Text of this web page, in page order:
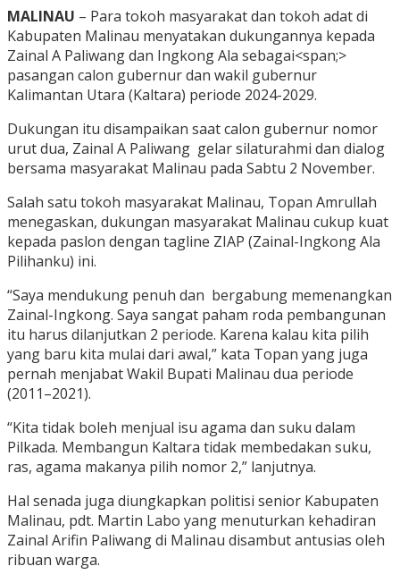
MALINAU – Para tokoh masyarakat dan tokoh adat di
Kabupaten Malinau menyatakan dukungannya kepada
Zainal A Paliwang dan Ingkong Ala sebagai<span;>
pasangan calon gubernur dan wakil gubernur
Kalimantan Utara (Kaltara) periode 2024-2029.
Dukungan itu disampaikan saat calon gubernur nomor
urut dua, Zainal A Paliwang gelar silaturahmi dan dialog
bersama masyarakat Malinau pada Sabtu 2 November.
Salah satu tokoh masyarakat Malinau, Topan Amrullah
menegaskan, dukungan masyarakat Malinau cukup kuat
kepada paslon dengan tagline ZIAP (Zainal-Ingkong Ala
Pilihanku) ini.
“Saya mendukung penuh dan bergabung memenangkan
Zainal-Ingkong. Saya sangat paham roda pembangunan
itu harus dilanjutkan 2 periode. Karena kalau kita pilih
yang baru kita mulai dari awal,” kata Topan yang juga
pernah menjabat Wakil Bupati Malinau dua periode
(2011–2021).
“Kita tidak boleh menjual isu agama dan suku dalam
Pilkada. Membangun Kaltara tidak membedakan suku,
ras, agama makanya pilih nomor 2,” lanjutnya.
Hal senada juga diungkapkan politisi senior Kabupaten
Malinau, pdt. Martin Labo yang menuturkan kehadiran
Zainal Arifin Paliwang di Malinau disambut antusias oleh
ribuan warga.